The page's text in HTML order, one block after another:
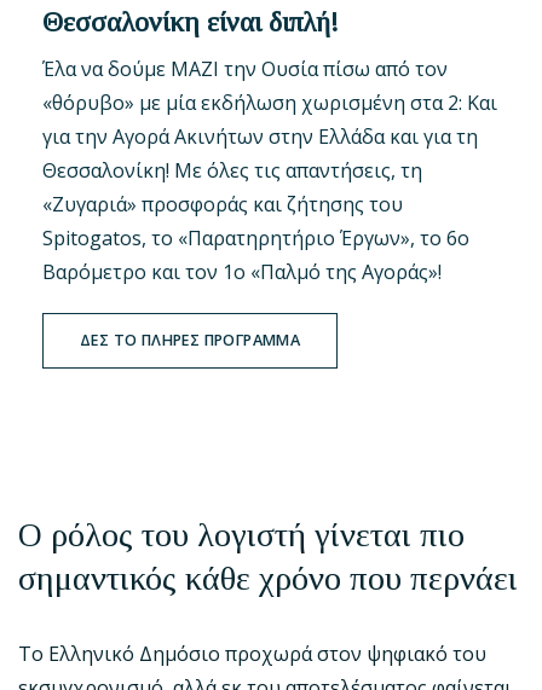
Θεσσαλονίκη είναι διπλή!
Έλα να δούμε ΜΑΖΙ την Ουσία πίσω από τον
«θόρυβο» με μία εκδήλωση χωρισμένη στα 2: Και
για την Αγορά Ακινήτων στην Ελλάδα και για τη
Θεσσαλονίκη! Με όλες τις απαντήσεις, τη
«Ζυγαριά» προσφοράς και ζήτησης του
Spitogatos, το «Παρατηρητήριο Έργων», το 6ο
Βαρόμετρο και τον 1ο «Παλμό της Αγοράς»!
ΔΕΣ ΤΟ ΠΛΗΡΕΣ ΠΡΟΓΡΑΜΜΑ
Ο ρόλος του λογιστή γίνεται πιο
σημαντικός κάθε χρόνο που περνάει
Το Ελληνικό Δημόσιο προχωρά στον ψηφιακό του